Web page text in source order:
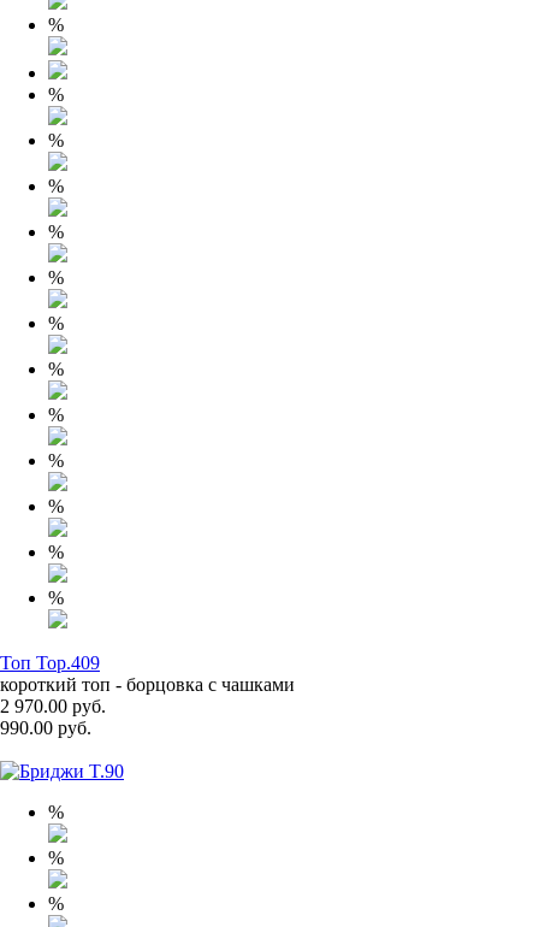
%
%
%
%
%
%
%
%
%
%
%
%
%
Топ Top.409
короткий топ - борцовка с чашками
2 970.00 руб.
990.00 руб.
%
%
%